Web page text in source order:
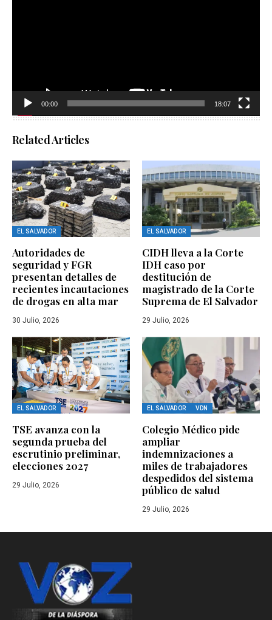
00:00 18:07
Related Articles
EL SALVADOR
Autoridades de
seguridad y FGR
presentan detalles de
recientes incautaciones
de drogas en alta mar
30 Julio, 2026
EL SALVADOR
CIDH lleva a la Corte
IDH caso por
destitución de
magistrado de la Corte
Suprema de El Salvador
29 Julio, 2026
EL SALVADOR
TSE avanza con la
segunda prueba del
escrutinio preliminar,
elecciones 2027
29 Julio, 2026
EL SALVADOR VDN
Colegio Médico pide
ampliar
indemnizaciones a
miles de trabajadores
despedidos del sistema
público de salud
29 Julio, 2026